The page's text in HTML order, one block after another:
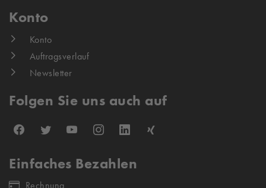
Konto
Konto
Auftragsverlauf
Newsletter
Folgen Sie uns auch auf
Einfaches Bezahlen
Rechnung